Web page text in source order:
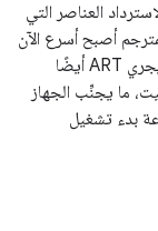
العناصر التي
أصبح أسرع الآن
بفضل عمليات البحث المحسّنة عن الفئات والطرق. يُجري ART أيضًا
ما يجنِّب الجهاز
بدء تشغيل